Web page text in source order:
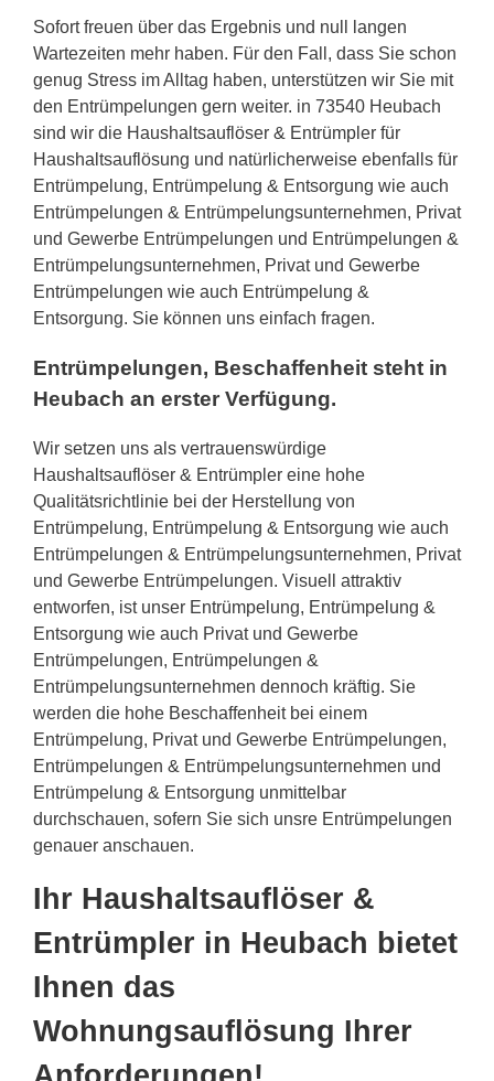
Sofort freuen über das Ergebnis und null langen
Wartezeiten mehr haben. Für den Fall, dass Sie schon
genug Stress im Alltag haben, unterstützen wir Sie mit
den Entrümpelungen gern weiter. in 73540 Heubach
sind wir die Haushaltsauflöser & Entrümpler für
Haushaltsauflösung und natürlicherweise ebenfalls für
Entrümpelung, Entrümpelung & Entsorgung wie auch
Entrümpelungen & Entrümpelungsunternehmen, Privat
und Gewerbe Entrümpelungen und Entrümpelungen &
Entrümpelungsunternehmen, Privat und Gewerbe
Entrümpelungen wie auch Entrümpelung &
Entsorgung. Sie können uns einfach fragen.
Entrümpelungen, Beschaffenheit steht in
Heubach an erster Verfügung.
Wir setzen uns als vertrauenswürdige
Haushaltsauflöser & Entrümpler eine hohe
Qualitätsrichtlinie bei der Herstellung von
Entrümpelung, Entrümpelung & Entsorgung wie auch
Entrümpelungen & Entrümpelungsunternehmen, Privat
und Gewerbe Entrümpelungen. Visuell attraktiv
entworfen, ist unser Entrümpelung, Entrümpelung &
Entsorgung wie auch Privat und Gewerbe
Entrümpelungen, Entrümpelungen &
Entrümpelungsunternehmen dennoch kräftig. Sie
werden die hohe Beschaffenheit bei einem
Entrümpelung, Privat und Gewerbe Entrümpelungen,
Entrümpelungen & Entrümpelungsunternehmen und
Entrümpelung & Entsorgung unmittelbar
durchschauen, sofern Sie sich unsre Entrümpelungen
genauer anschauen.
Ihr Haushaltsauflöser &
Entrümpler in Heubach bietet
Ihnen das
Wohnungsauflösung Ihrer